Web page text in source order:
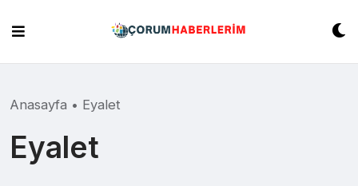
content
Anasayfa • Eyalet
Eyalet